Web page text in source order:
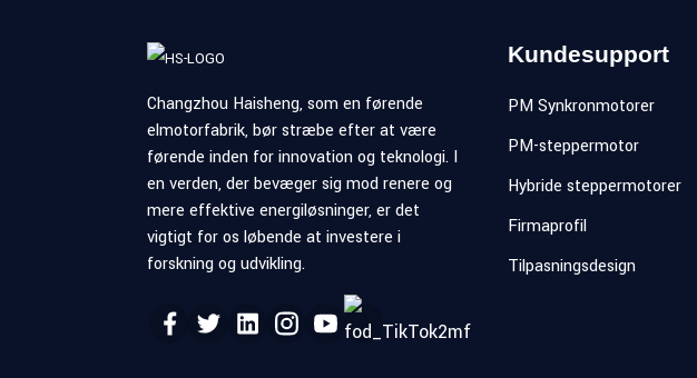
Changzhou Haisheng, som en førende
elmotorfabrik, bør stræbe efter at være
førende inden for innovation og teknologi. I
en verden, der bevæger sig mod renere og
mere effektive energiløsninger, er det
vigtigt for os løbende at investere i
forskning og udvikling.
Kundesupport
PM Synkronmotorer
PM-steppermotor
Hybride steppermotorer
Firmaprofil
Tilpasningsdesign